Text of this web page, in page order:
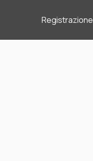
Registrazione